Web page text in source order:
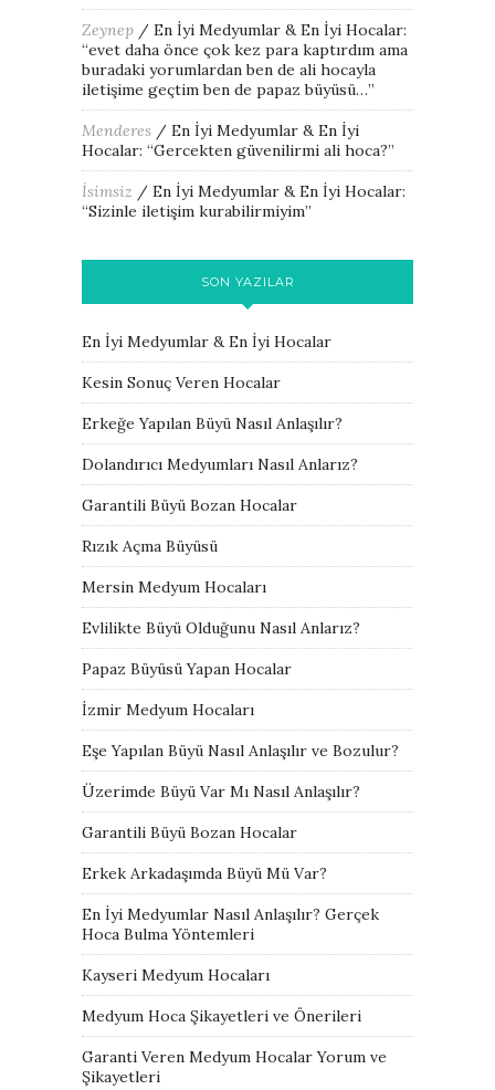
Zeynep / En İyi Medyumlar & En İyi Hocalar:
“evet daha önce çok kez para kaptırdım ama
buradaki yorumlardan ben de ali hocayla
iletişime geçtim ben de papaz büyüsü…”
Menderes / En İyi Medyumlar & En İyi
Hocalar: “Gercekten güvenilirmi ali hoca?”
İsimsiz / En İyi Medyumlar & En İyi Hocalar:
“Sizinle iletişim kurabilirmiyim”
SON YAZILAR
En İyi Medyumlar & En İyi Hocalar
Kesin Sonuç Veren Hocalar
Erkeğe Yapılan Büyü Nasıl Anlaşılır?
Dolandırıcı Medyumları Nasıl Anlarız?
Garantili Büyü Bozan Hocalar
Rızık Açma Büyüsü
Mersin Medyum Hocaları
Evlilikte Büyü Olduğunu Nasıl Anlarız?
Papaz Büyüsü Yapan Hocalar
İzmir Medyum Hocaları
Eşe Yapılan Büyü Nasıl Anlaşılır ve Bozulur?
Üzerimde Büyü Var Mı Nasıl Anlaşılır?
Garantili Büyü Bozan Hocalar
Erkek Arkadaşımda Büyü Mü Var?
En İyi Medyumlar Nasıl Anlaşılır? Gerçek
Hoca Bulma Yöntemleri
Kayseri Medyum Hocaları
Medyum Hoca Şikayetleri ve Önerileri
Garanti Veren Medyum Hocalar Yorum ve
Şikayetleri